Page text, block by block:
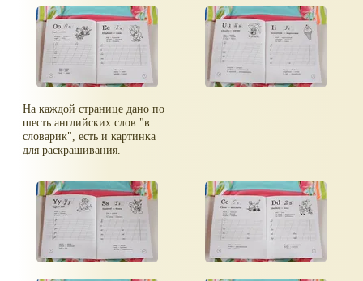
На каждой странице дано по
шесть английских слов "в
словарик", есть и картинка
для раскрашивания.